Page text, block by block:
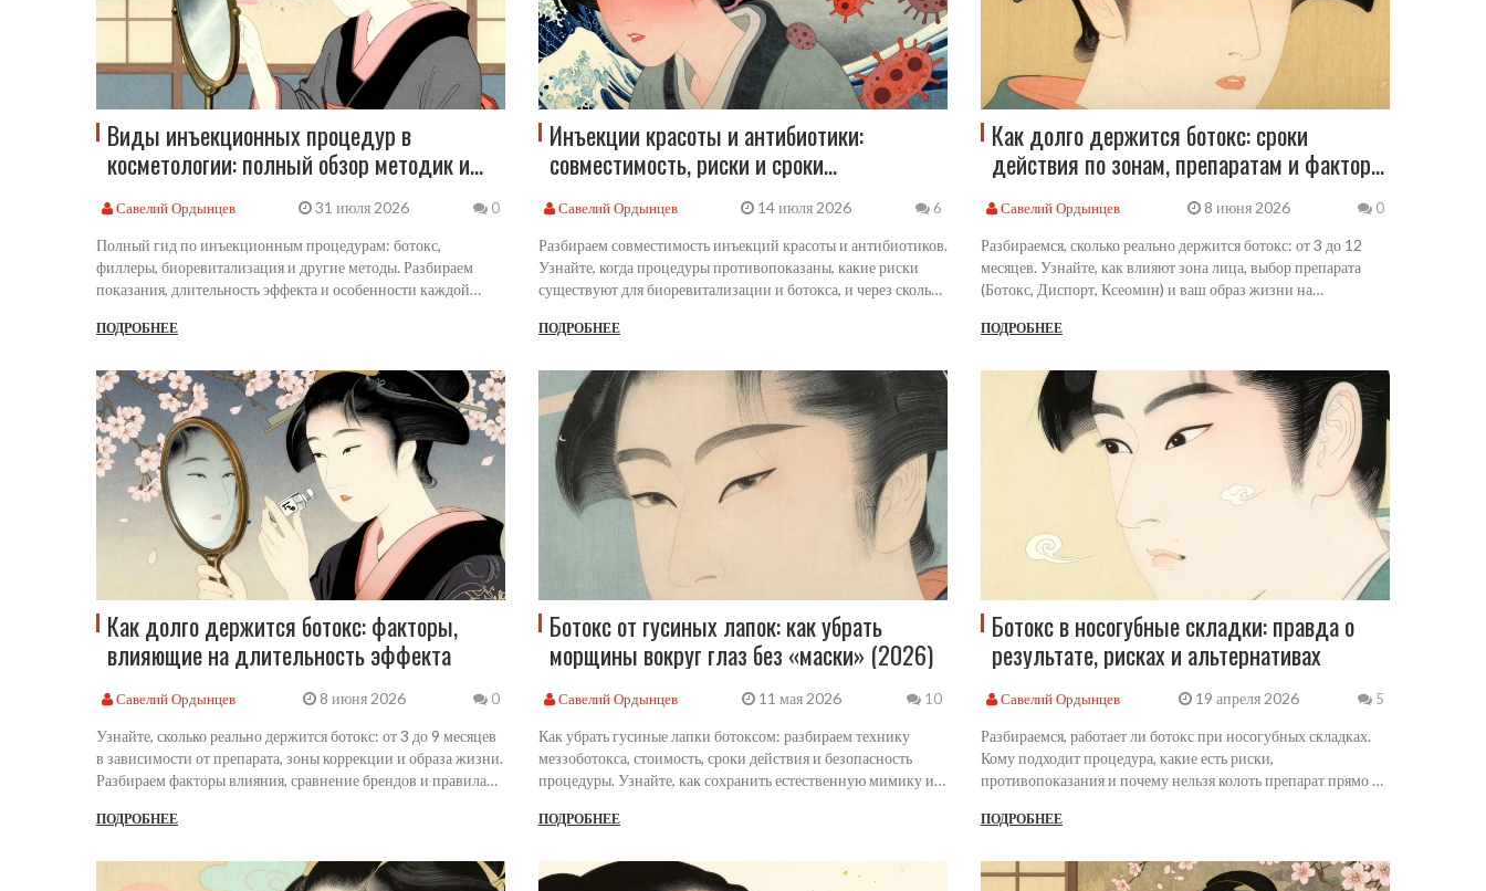
Виды инъекционных процедур в
косметологии: полный обзор методик и
Савелий Ордынцев 31 июля 2026 0
Полный гид по инъекционным процедурам: ботокс,
филлеры, биоревитализация и другие методы. Разбираем
показания, длительность эффекта и особенности каждой
ПОДРОБНЕЕ
Инъекции красоты и антибиотики:
совместимость, риски и сроки
Савелий Ордынцев 14 июля 2026 6
Разбираем совместимость инъекций красоты и антибиотиков.
Узнайте, когда процедуры противопоказаны, какие риски
существуют для биоревитализации и ботокса, и через сколько
ПОДРОБНЕЕ
Как долго держится ботокс: сроки
действия по зонам, препаратам и факторы
Савелий Ордынцев 8 июня 2026 0
Разбираемся, сколько реально держится ботокс: от 3 до 12
месяцев. Узнайте, как влияют зона лица, выбор препарата
(Ботокс, Диспорт, Ксеомин) и ваш образ жизни на
ПОДРОБНЕЕ
Как долго держится ботокс: факторы,
влияющие на длительность эффекта
Савелий Ордынцев 8 июня 2026 0
Узнайте, сколько реально держится ботокс: от 3 до 9 месяцев
в зависимости от препарата, зоны коррекции и образа жизни.
Разбираем факторы влияния, сравнение брендов и правила
ПОДРОБНЕЕ
Ботокс от гусиных лапок: как убрать
морщины вокруг глаз без «маски» (2026)
Савелий Ордынцев 11 мая 2026 10
Как убрать гусиные лапки ботоксом: разбираем технику
меззоботокса, стоимость, сроки действия и безопасность
процедуры. Узнайте, как сохранить естественную мимику и
ПОДРОБНЕЕ
Ботокс в носогубные складки: правда о
результате, рисках и альтернативах
Савелий Ордынцев 19 апреля 2026 5
Разбираемся, работает ли ботокс при носогубных складках.
Кому подходит процедура, какие есть риски,
противопоказания и почему нельзя колоть препарат прямо в
ПОДРОБНЕЕ